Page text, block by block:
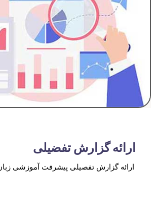
ارائه گزارش تفضیلی
ارائه گزارش تفصیلی پیشرفت آموزشی